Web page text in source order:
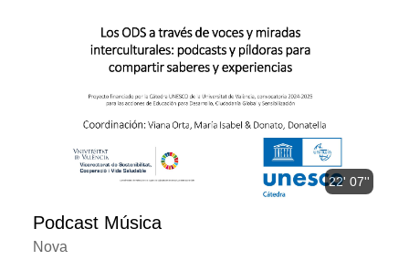
22' 07''
Podcast Música
Nova